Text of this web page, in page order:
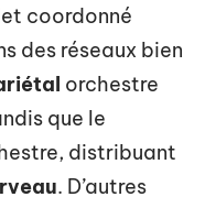
coordonné
des réseaux bien
orchestre
que le
distribuant
. D’autres